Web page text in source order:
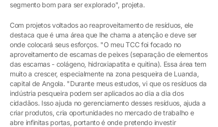
segmento bom para ser explorado", projeta.
Com projetos voltados ao reaproveitamento de resíduos, ele
destaca que é uma área que lhe chama a atenção e deve ser
onde colocará seus esforços. "O meu TCC foi focado no
aproveitamento de escamas de peixes (separação de elementos
das escamas - colágeno, hidroxiapatita e quitina). Essa área tem
muito a crescer, especialmente na zona pesqueira de Luanda,
capital de Angola. "Durante meus estudos, vi que os resíduos da
indústria pesqueira podem ser aplicados ao dia a dia dos
cidadãos. Isso ajuda no gerenciamento desses resíduos, ajuda a
criar produtos, cria oportunidades no mercado de trabalho e
abre infinitas portas, portanto é onde pretendo investir